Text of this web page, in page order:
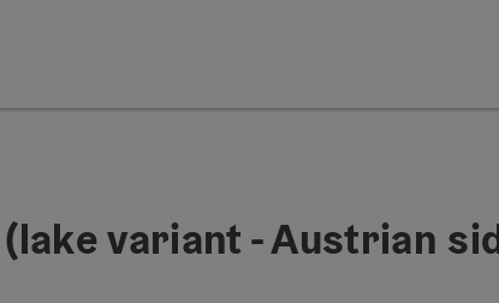
variant - Austrian